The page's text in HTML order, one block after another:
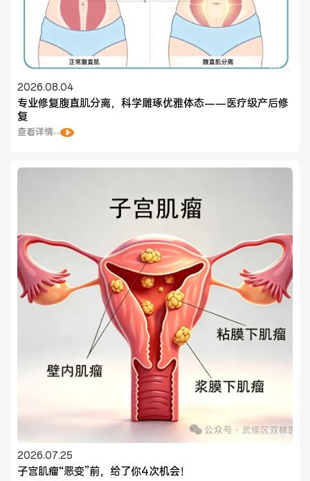
科研介绍 科研动态
2026.08.04
专业修复腹直肌分离，科学雕琢优雅体态——医疗级产后修
复
查看详情
2026.07.25
子宫肌瘤“恶变”前，给了你4次机会！